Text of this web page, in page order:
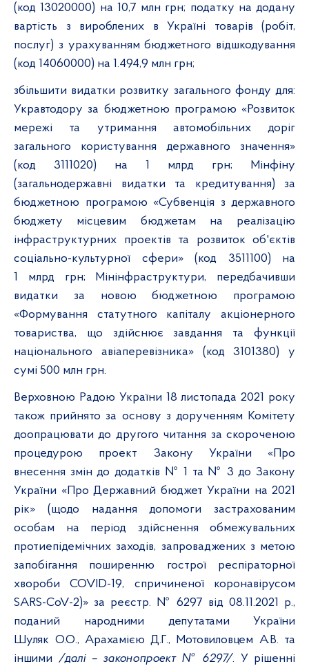
(код 13020000) на 10,7 млн грн; податку на додану
вартість з вироблених в Україні товарів (робіт,
послуг) з урахуванням бюджетного відшкодування
(код 14060000) на 1.494,9 млн грн;
збільшити видатки розвитку загального фонду для:
Укравтодору за бюджетною програмою «Розвиток
мережі та утримання автомобільних доріг
загального користування державного значення»
(код 3111020) на 1 млрд грн; Мінфіну
(загальнодержавні видатки та кредитування) за
бюджетною програмою «Субвенція з державного
бюджету місцевим бюджетам на реалізацію
інфраструктурних проектів та розвиток об'єктів
соціально-культурної сфери» (код 3511100) на
1 млрд грн; Мінінфраструктури, передбачивши
видатки за новою бюджетною програмою
«Формування статутного капіталу акціонерного
товариства, що здійснює завдання та функції
національного авіаперевізника» (код 3101380) у
сумі 500 млн грн.
Верховною Радою України 18 листопада 2021 року
також прийнято за основу з дорученням Комітету
доопрацювати до другого читання за скороченою
процедурою проект Закону України «Про
внесення змін до додатків № 1 та № 3 до Закону
України «Про Державний бюджет України на 2021
рік» (щодо надання допомоги застрахованим
особам на період здійснення обмежувальних
протиепідемічних заходів, запроваджених з метою
запобігання поширенню гострої респіраторної
хвороби COVID-19, спричиненої коронавірусом
SARS-CoV-2)» за реєстр. № 6297 від 08.11.2021 р.,
поданий народними депутатами України
Шуляк О.О., Арахамією Д.Г., Мотовиловцем А.В. та
іншими /далі – законопроект № 6297/. У рішенні